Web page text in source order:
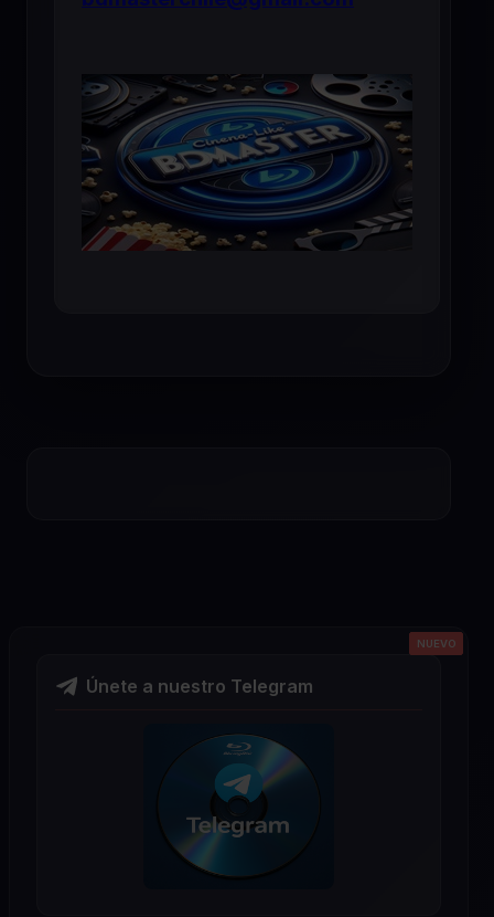
Únete a nuestro Telegram
NUEVO
NUEVO
NUEVO
NUEVO
NUEVO